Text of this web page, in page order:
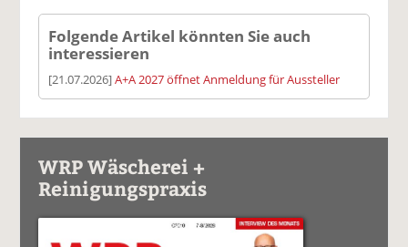
Folgende Artikel könnten Sie auch
interessieren
[21.07.2026]A+A 2027 öffnet Anmeldung für Aussteller
WRP Wäscherei +
Reinigungspraxis